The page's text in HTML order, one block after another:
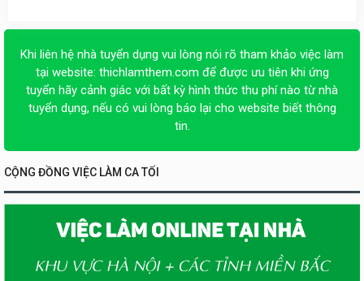
Khi liên hệ nhà tuyển dụng vui lòng nói rõ tham khảo việc làm
tại website: thichlamthem.com để được ưu tiên khi ứng
tuyển hãy cảnh giác với bất kỳ hình thức thu phí nào từ nhà
tuyển dụng, nếu có vui lòng báo lại cho website biết thông
tin.
CỘNG ĐỒNG VIỆC LÀM CA TỐI